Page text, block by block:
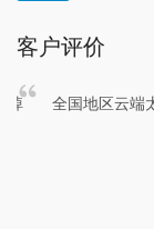
客户评价
全国地区云端